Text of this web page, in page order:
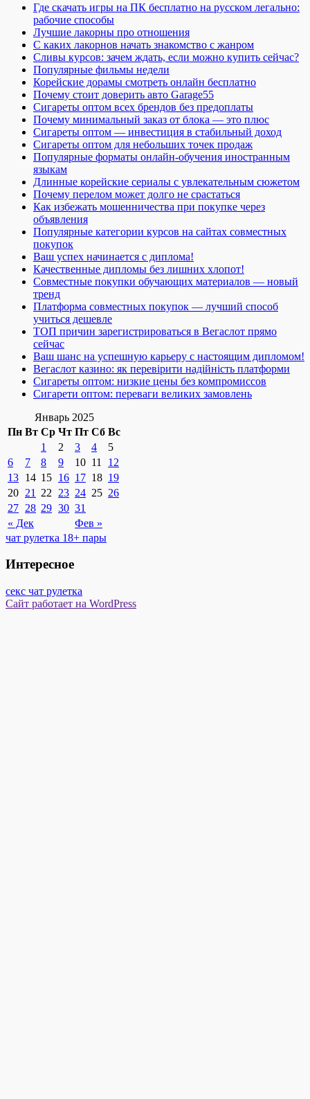
Где скачать игры на ПК бесплатно на русском легально:
рабочие способы
Лучшие лакорны про отношения
С каких лакорнов начать знакомство с жанром
Сливы курсов: зачем ждать, если можно купить сейчас?
Популярные фильмы недели
Корейские дорамы смотреть онлайн бесплатно
Почему стоит доверить авто Garage55
Сигареты оптом всех брендов без предоплаты
Почему минимальный заказ от блока — это плюс
Сигареты оптом — инвестиция в стабильный доход
Сигареты оптом для небольших точек продаж
Популярные форматы онлайн-обучения иностранным
языкам
Длинные корейские сериалы с увлекательным сюжетом
Почему перелом может долго не срастаться
Как избежать мошенничества при покупке через
объявления
Популярные категории курсов на сайтах совместных
покупок
Ваш успех начинается с диплома!
Качественные дипломы без лишних хлопот!
Совместные покупки обучающих материалов — новый
тренд
Платформа совместных покупок — лучший способ
учиться дешевле
ТОП причин зарегистрироваться в Вегаслот прямо
сейчас
Ваш шанс на успешную карьеру с настоящим дипломом!
Вегаслот казино: як перевірити надійність платформи
Сигареты оптом: низкие цены без компромиссов
Сигарети оптом: переваги великих замовлень
Январь 2025
Пн Вт Ср Чт Пт Сб Вс
« Дек Фев »
1 2 3 4
5
6
7 8 9 10 11
12
13 14 15 16 17 18 19
20 21 22 23 24 25 26
27 28 29 30 31
чат рулетка 18+ пары
Интересное
секс чат рулетка
Сайт работает на WordPress